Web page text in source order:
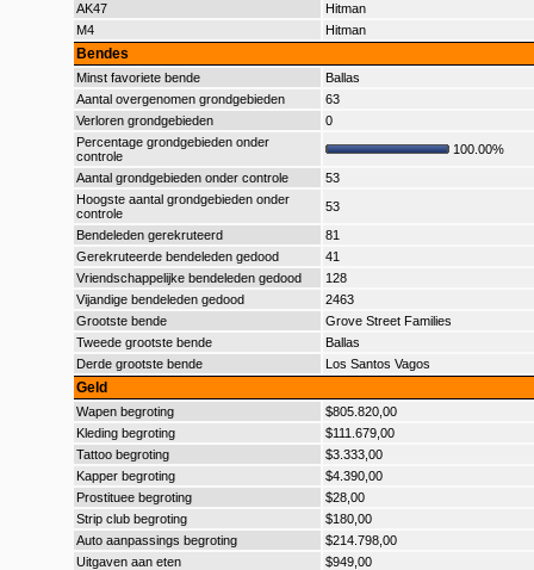
AK47
Hitman
M4
Hitman
Bendes
Minst favoriete bende
Ballas
Aantal overgenomen grondgebieden
63
Verloren grondgebieden
0
Percentage grondgebieden onder
controle
100.00%
Aantal grondgebieden onder controle
53
Hoogste aantal grondgebieden onder
controle
53
Bendeleden gerekruteerd
81
Gerekruteerde bendeleden gedood
41
Vriendschappelijke bendeleden gedood
128
Vijandige bendeleden gedood
2463
Grootste bende
Grove Street Families
Tweede grootste bende
Ballas
Derde grootste bende
Los Santos Vagos
Geld
Wapen begroting
$805.820,00
Kleding begroting
$111.679,00
Tattoo begroting
$3.333,00
Kapper begroting
$4.390,00
Prostituee begroting
$28,00
Strip club begroting
$180,00
Auto aanpassings begroting
$214.798,00
Uitgaven aan eten
$949,00